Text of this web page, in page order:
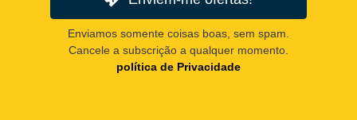
Enviamos somente coisas boas, sem spam.
Cancele a subscrição a qualquer momento.
política de Privacidade